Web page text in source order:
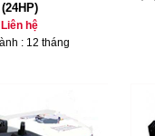
(24HP)
Liên hệ
: 12 tháng